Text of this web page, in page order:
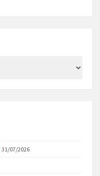
31/07/2026